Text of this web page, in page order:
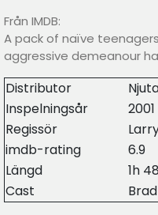
Från IMDB:
A pack of naïve
aggressive demeanour
Distributor
Inspelningsår
2001
Regissör
imdb-rating
6.9
Längd
1h
Cast